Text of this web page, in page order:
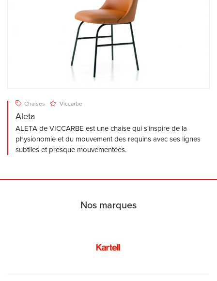
Chaises Viccarbe
Aleta
ALETA de VICCARBE est une chaise qui s'inspire de la
physionomie et du mouvement des requins avec ses lignes
subtiles et presque mouvementées.
Nos marques